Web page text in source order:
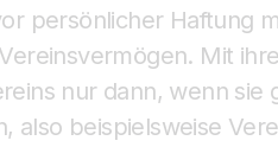
persönlicher Haftung
Mit
nur dann, wenn sie
also beispielsweise